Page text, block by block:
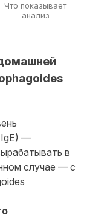
Что показывает
анализ
—
в
случае — с